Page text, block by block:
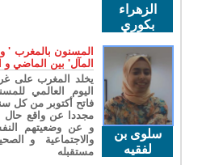
الزهراء
بكوري
سلوى بن
لفقيه
المسنون بالمغرب '
المآل' بين الماضي و
يخلد المغرب على
اليوم العالمي
فاتح أكتوبر من كل
مجددا عن واقع حال
و عن وضعيتهم
والاجتماعية و
مستقبله